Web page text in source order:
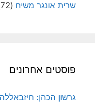
שרית אונגר משיח (72)
פוסטים אחרונים
גרשון הכהן: